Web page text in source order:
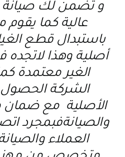
و تضمن لك صيانة
عالية كما يقوم
باستبدال قطع
أصلية وهذا لاتجده
الغير معتمدة
الشركة
الأصلية مع ضمان
والصيانةفبمجرد
العملاء